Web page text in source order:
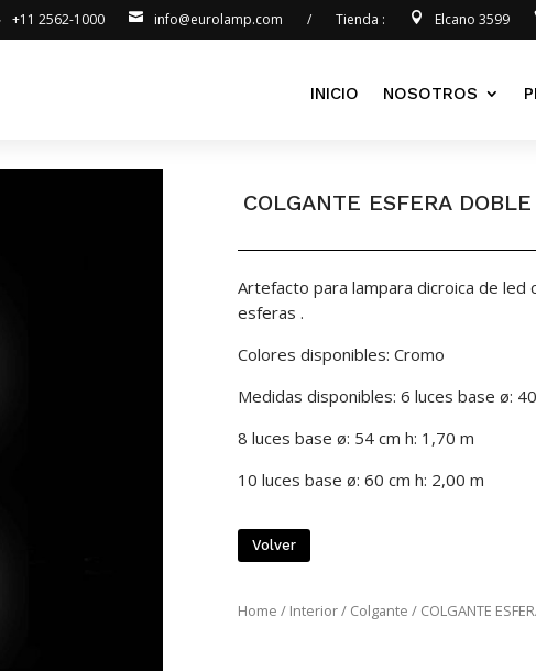
+11 2562-1000 info@eurolamp.com / Tienda : Elcano 3599
INICIO NOSOTROS
COLGANTE ESFERA DOBLE
Artefacto para lampara dicroica de
esferas .
Colores disponibles: Cromo
Medidas disponibles: 6 luces base ø:
8 luces base ø: 54 cm h: 1,70 m
10 luces base ø: 60 cm h: 2,00 m
Volver
Home / Interior/ Colgante / COLGANTE